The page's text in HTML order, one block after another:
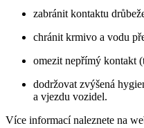
zabránit kontaktu
chránit krmivo a vodu
omezit nepřímý kontakt
dodržovat zvýšená
a vjezdu vozidel.
Více informací naleznete na